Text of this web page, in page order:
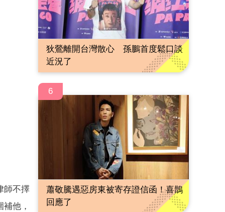
師不擇
他，
狄鶯離開台灣散心 孫鵬首度鬆口談
近況了
6
蕭敬騰遇惡房東被寄存證信函！喜鵲
回應了